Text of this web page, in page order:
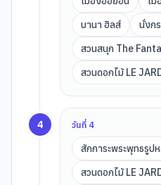
บานา ฮิลส์
นั่งก
สวนสนุก The
สวนดอกไม้ LE
4 วันที่ 4
สักการะพระพุทธรูป
สวนดอกไม้ LE